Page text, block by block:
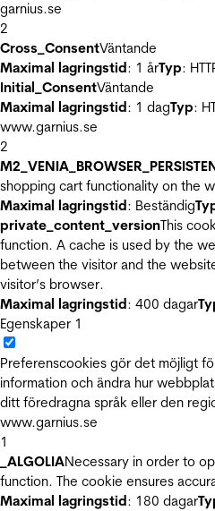
garnius.se
2
Cross_ConsentVäntande
Maximal lagringstid: 1 årTyp:
Initial_ConsentVäntande
Maximal lagringstid: 1 dagTyp:
www.garnius.se
2
shopping cart functionality on the
Maximal lagringstid: Beständig
private_content_versionThis
function. A cache is used by the
between the visitor and the
visitor’s browser.
Maximal lagringstid: 400 dagar
Egenskaper 1
Preferenscookies gör det möjligt
information och ändra hur
ditt föredragna språk eller den
www.garnius.se
1
_ALGOLIANecessary in order to
function. The cookie ensures
Maximal lagringstid: 180 dagar